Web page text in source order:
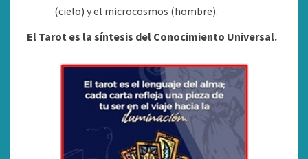
(cielo) y el microcosmos (hombre).
El Tarot es la síntesis del Conocimiento Universal.